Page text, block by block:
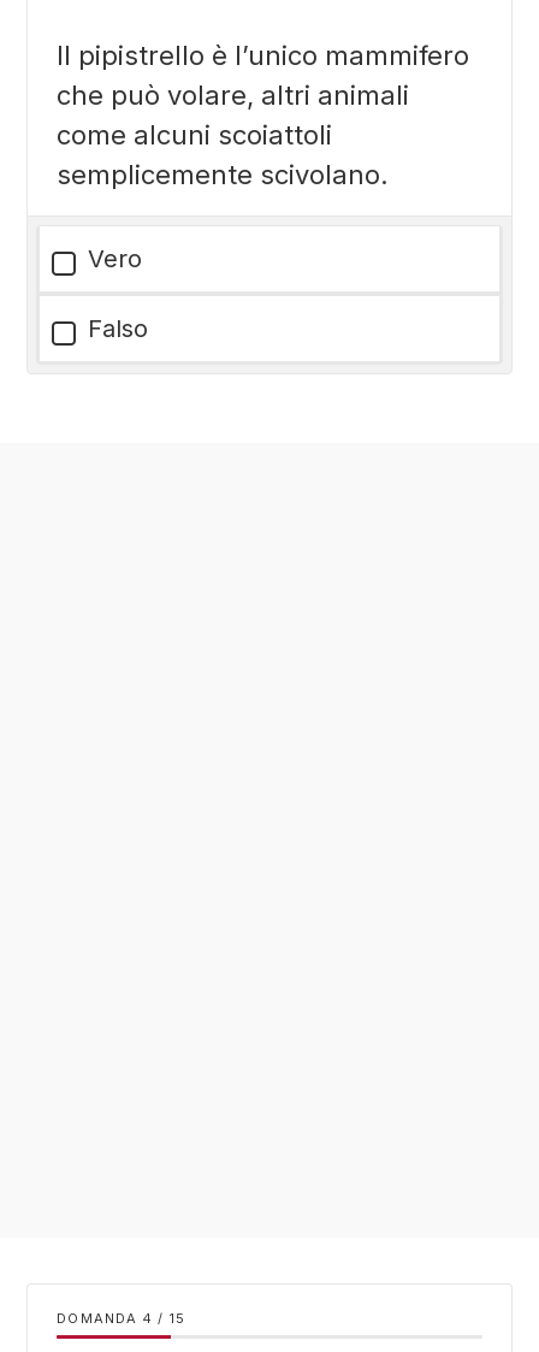
Il pipistrello è l’unico mammifero
che può volare, altri animali
come alcuni scoiattoli
semplicemente scivolano.
Vero
Falso
DOMANDA / 15